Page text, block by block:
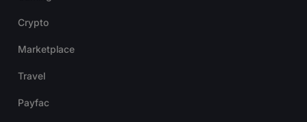
Crypto
Marketplace
Travel
Payfac